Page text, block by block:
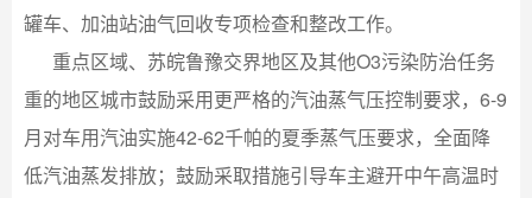
罐车、加油站油气回收专项检查和整改工作。
重点区域、苏皖鲁豫交界地区及其他O3污染防治任务
重的地区城市鼓励采用更严格的汽油蒸气压控制要求，6-9
月对车用汽油实施42-62千帕的夏季蒸气压要求，全面降
低汽油蒸发排放；鼓励采取措施引导车主避开中午高温时